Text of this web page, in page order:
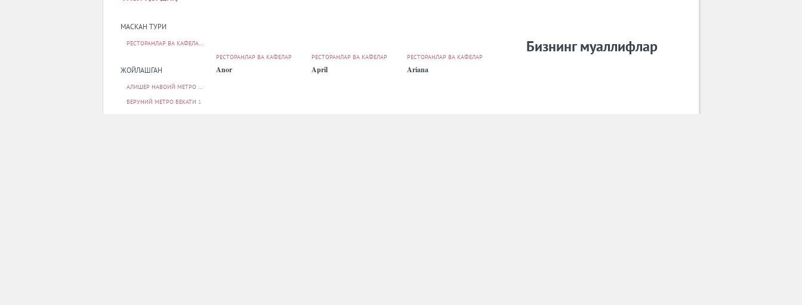
МАСКАН ТУРИ
РЕСТОРАНЛАР ВА КАФЕЛАР
ЖОЙЛАШГАН
АЛИШЕР НАВОИЙ МЕТРО БЕКАТИ
БЕРУНИЙ МЕТРО БЕКАТИ 1
РЕСТОРАНЛАР ВА КАФЕЛАР
Anor
РЕСТОРАНЛАР ВА КАФЕЛАР
April
РЕСТОРАНЛАР ВА КАФЕЛАР
Ariana
Бизнинг муаллифлар